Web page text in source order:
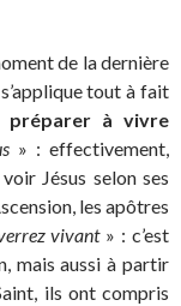
de la dernière
tout à fait
préparer à vivre
» : effectivement,
Jésus selon ses
les apôtres
vivant» : c’est
mais aussi à partir
ils ont compris